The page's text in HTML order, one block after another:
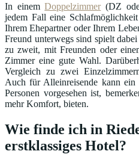
In einemDoppelzimmer(DZ
jedem Fall eine
Ihrem Ehepartner oder Ihrem
Freund unterwegs sind spielt
zu zweit, mit Freunden oder
Zimmer eine gute Wahl.
Vergleich zu zwei
Auch für Alleinreisende kann
Personen vorgesehen ist,
mehr Komfort, bieten.
Wie finde ich in
erstklassiges Hotel?